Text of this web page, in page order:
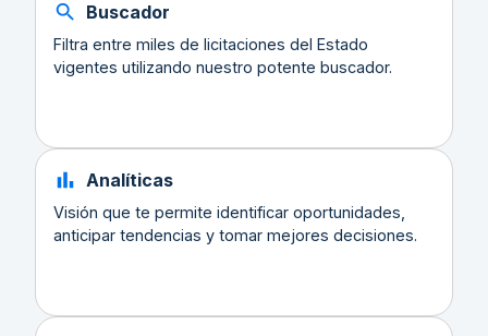
Buscador
Filtra entre miles de licitaciones del Estado
vigentes utilizando nuestro potente buscador.
Analíticas
Visión que te permite identificar oportunidades,
anticipar tendencias y tomar mejores decisiones.